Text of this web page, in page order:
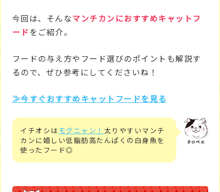
今回は、そんなマンチカンにおすすめキャットフ
ードをご紹介。
フードの与え方やフード選びのポイントも解説す
るので、ぜひ参考にしてくださいね！
≫今すぐおすすめキャットフードを見る
イチオシはモグニャン！ 太りやすいマンチ
カンに嬉しい低脂肪高たんぱくの白身魚を
使ったフード◎